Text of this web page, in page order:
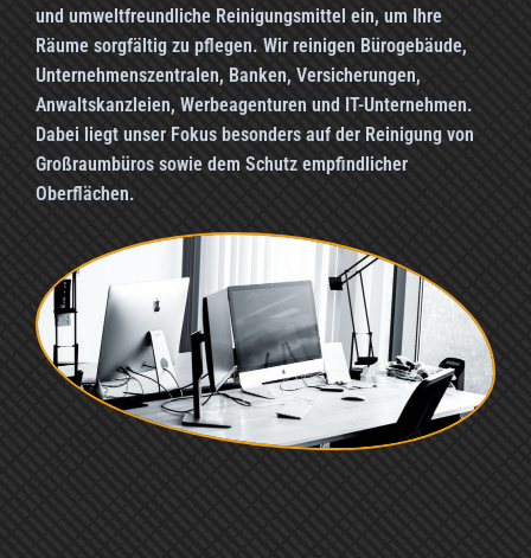
und umweltfreundliche Reinigungsmittel ein, um Ihre
Räume sorgfältig zu pflegen. Wir reinigen Bürogebäude,
Unternehmenszentralen, Banken, Versicherungen,
Anwaltskanzleien, Werbeagenturen und IT-Unternehmen.
Dabei liegt unser Fokus besonders auf der Reinigung von
Großraumbüros sowie dem Schutz empfindlicher
Oberflächen.